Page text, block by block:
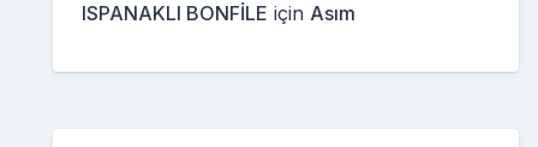
ISPANAKLI BONFİLE için Asım